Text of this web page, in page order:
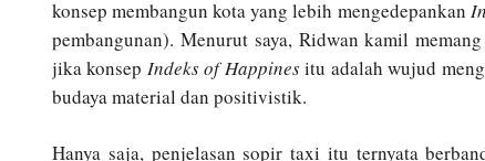
konsep membangun kota yang lebih mengedepankan
pembangunan). Menurut saya, Ridwan kamil
jika konsep Indeks of Happinesitu adalah wujud
budaya material dan positivistik.
Hanya saja, penjelasan sopir taxi itu ternyata